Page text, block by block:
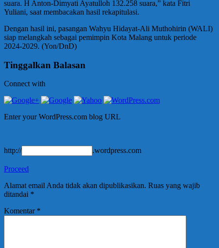
suara. H Anton-Dimyati Ayatulloh 132.258 suara,” kata Fitri
Yuliani, saat membacakan hasil rekapitulasi.
Dengan hasil ini, pasangan Wahyu Hidayat-Ali Muthohirin (WALI)
siap melangkah sebagai pemimpin Kota Malang untuk periode
2024-2029. (Yon/DnD)
Tinggalkan Balasan
Connect with
Enter your WordPress.com blog URL
http:// .wordpress.com
Proceed
Alamat email Anda tidak akan dipublikasikan. Ruas yang wajib
ditandai *
Komentar *